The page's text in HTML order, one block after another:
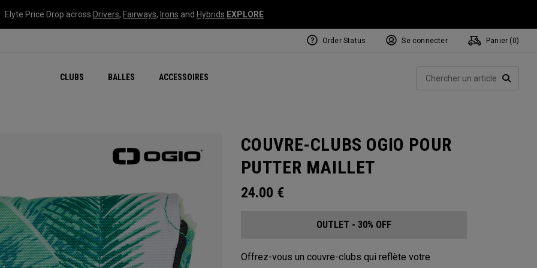
Elyte Price Drop across Drivers, Fairways, Irons and Hybrids EXPLORE
CLUBS BALLES ACCESSOIRES
Order Status Se connecter Panier ( 0)
COUVRE-CLUBS OGIO POUR
PUTTER MAILLET
24.00 €
OUTLET - 30% OFF
Offrez-vous un couvre-clubs qui reflète votre